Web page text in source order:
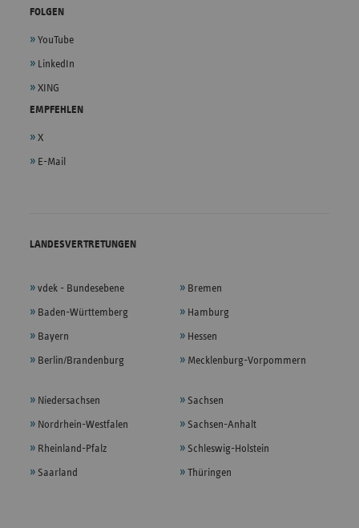
FOLGEN
YouTube
LinkedIn
XING
EMPFEHLEN
X
E-Mail
LANDESVERTRETUNGEN
vdek - Bundesebene
Baden-Württemberg
Bayern
Berlin/Brandenburg
Bremen
Hamburg
Hessen
Mecklenburg-Vorpommern
Niedersachsen
Nordrhein-Westfalen
Rheinland-Pfalz
Saarland
Sachsen
Sachsen-Anhalt
Schleswig-Holstein
Thüringen